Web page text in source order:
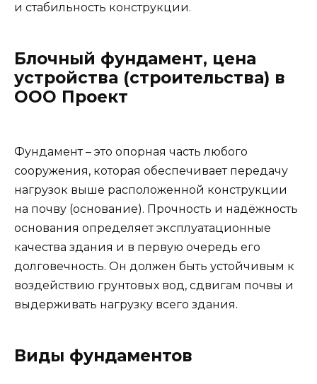
и стабильность конструкции.
Блочный фундамент, цена
устройства (строительства) в
ООО Проект
Фундамент – это опорная часть любого
сооружения, которая обеспечивает передачу
нагрузок выше расположенной конструкции
на почву (основание). Прочность и надёжность
основания определяет эксплуатационные
качества здания и в первую очередь его
долговечность. Он должен быть устойчивым к
воздействию грунтовых вод, сдвигам почвы и
выдерживать нагрузку всего здания.
Виды фундаментов